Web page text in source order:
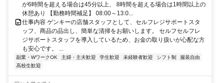
が6時間を超える場合は45分以上、 8時間を超える場合は1時間以上の
休憩あり 【勤務時間補足】 08:00～13:0...
仕事内容 ゲンキーの店舗スタッフとして、セルフレジサポートスタ
ッフ、商品の品出し、簡単な清掃をお願いします。 セルフセルフレ
ジサポートスタッフを導入しているため、お金の取り扱いが心配な方
も安心です。 ...
副業・WワークOK 主婦・主夫歓迎 学生歓迎 未経験者歓迎 シフト制
服装自由
高校生歓迎